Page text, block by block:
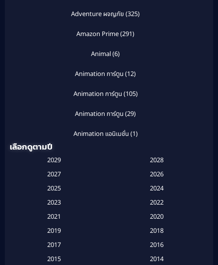
Adventure ผจญภัย (325)
Amazon Prime(291)
Animal(6)
Animation การ์ตูน (12)
Animation การ์ตูน (105)
Animation การ์ตูน (29)
Animation แอนิเมชั่น (1)
Based on a True Story สร้างจากเรื่องจริง(2)
Based on a True Story เรื่องจริง (16)
Based on a True Story เรื่องจริง (20)
เลือกดูตามปี
2029
2028
2027
2026
2025
2024
2023
2022
2021
2020
2019
2018
2017
2016
2015
2014